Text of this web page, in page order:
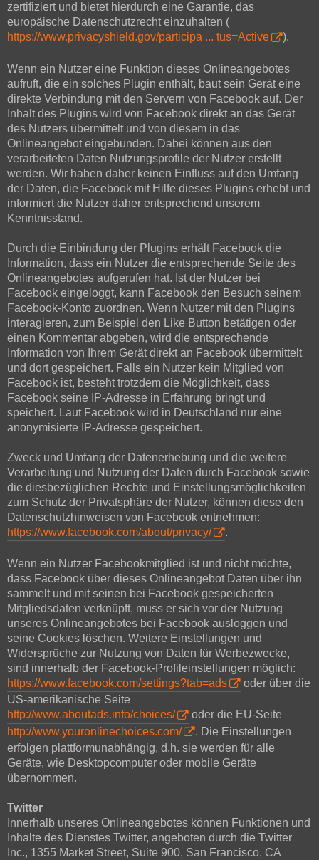
zertifiziert und bietet hierdurch eine Garantie, das
europäische Datenschutzrecht einzuhalten (
https://www.privacyshield.gov/participa ... tus=Active
).
Wenn ein Nutzer eine Funktion dieses Onlineangebotes
aufruft, die ein solches Plugin enthält, baut sein Gerät eine
direkte Verbindung mit den Servern von Facebook auf. Der
Inhalt des Plugins wird von Facebook direkt an das Gerät
des Nutzers übermittelt und von diesem in das
Onlineangebot eingebunden. Dabei können aus den
verarbeiteten Daten Nutzungsprofile der Nutzer erstellt
werden. Wir haben daher keinen Einfluss auf den Umfang
der Daten, die Facebook mit Hilfe dieses Plugins erhebt und
informiert die Nutzer daher entsprechend unserem
Kenntnisstand.
Durch die Einbindung der Plugins erhält Facebook die
Information, dass ein Nutzer die entsprechende Seite des
Onlineangebotes aufgerufen hat. Ist der Nutzer bei
Facebook eingeloggt, kann Facebook den Besuch seinem
Facebook-Konto zuordnen. Wenn Nutzer mit den Plugins
interagieren, zum Beispiel den Like Button betätigen oder
einen Kommentar abgeben, wird die entsprechende
Information von Ihrem Gerät direkt an Facebook übermittelt
und dort gespeichert. Falls ein Nutzer kein Mitglied von
Facebook ist, besteht trotzdem die Möglichkeit, dass
Facebook seine IP-Adresse in Erfahrung bringt und
speichert. Laut Facebook wird in Deutschland nur eine
anonymisierte IP-Adresse gespeichert.
Zweck und Umfang der Datenerhebung und die weitere
Verarbeitung und Nutzung der Daten durch Facebook sowie
die diesbezüglichen Rechte und Einstellungsmöglichkeiten
zum Schutz der Privatsphäre der Nutzer, können diese den
Datenschutzhinweisen von Facebook entnehmen:
https://www.facebook.com/about/privacy/
.
Wenn ein Nutzer Facebookmitglied ist und nicht möchte,
dass Facebook über dieses Onlineangebot Daten über ihn
sammelt und mit seinen bei Facebook gespeicherten
Mitgliedsdaten verknüpft, muss er sich vor der Nutzung
unseres Onlineangebotes bei Facebook ausloggen und
seine Cookies löschen. Weitere Einstellungen und
Widersprüche zur Nutzung von Daten für Werbezwecke,
sind innerhalb der Facebook-Profileinstellungen möglich:
https://www.facebook.com/settings?tab=ads
oder über die
US-amerikanische Seite
http://www.aboutads.info/choices/
oder die EU-Seite
http://www.youronlinechoices.com/
. Die Einstellungen
erfolgen plattformunabhängig, d.h. sie werden für alle
Geräte, wie Desktopcomputer oder mobile Geräte
übernommen.
Twitter
Innerhalb unseres Onlineangebotes können Funktionen und
Inhalte des Dienstes Twitter, angeboten durch die Twitter
Inc., 1355 Market Street, Suite 900, San Francisco, CA